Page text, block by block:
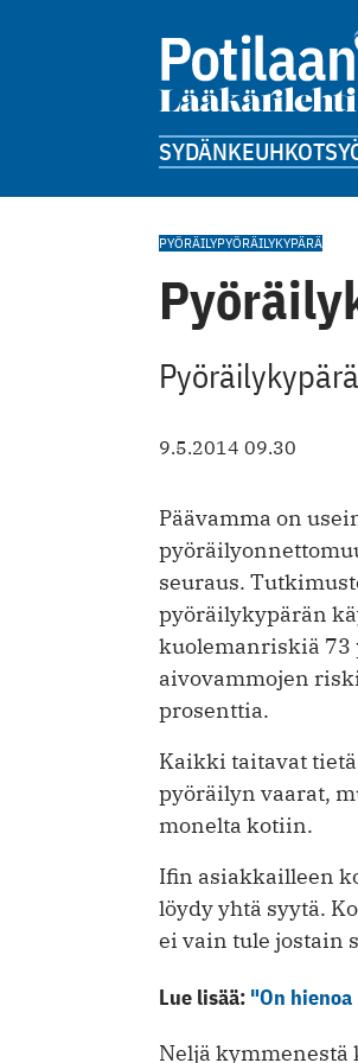
SYDÄNKEUHKOT
PYÖRÄILYPYÖRÄILYKYPÄRÄ
9.5.2014 09.30
Päävamma on
seuraus.
pyöräilykypärän
kuolemanriskiä 73
aivovammojen
prosenttia.
Kaikki taitavat
pyöräilyn vaarat,
monelta kotiin.
Ifin asiakkailleen
löydy yhtä syytä.
ei vain tule jostain
Lue lisää: "On
Neljä